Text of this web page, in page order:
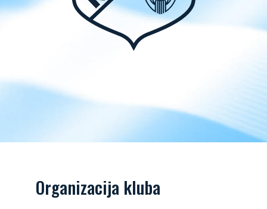
Organizacija kluba